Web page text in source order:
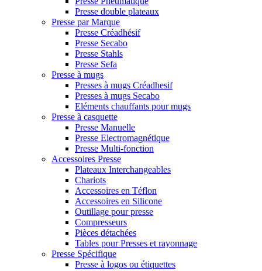
Presse double plateaux
Presse par Marque
Presse Créadhésif
Presse Secabo
Presse Stahls
Presse Sefa
Presse à mugs
Presses à mugs Créadhesif
Presses à mugs Secabo
Eléments chauffants pour mugs
Presse à casquette
Presse Manuelle
Presse Electromagnétique
Presse Multi-fonction
Accessoires Presse
Plateaux Interchangeables
Chariots
Accessoires en Téflon
Accessoires en Silicone
Outillage pour presse
Compresseurs
Pièces détachées
Tables pour Presses et rayonnage
Presse Spécifique
Presse à logos ou étiquettes